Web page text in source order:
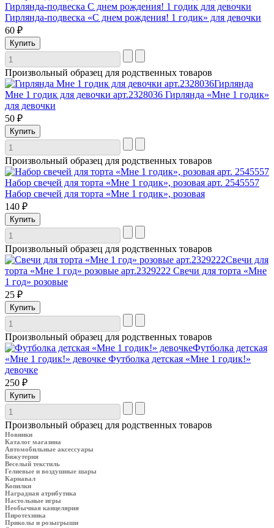
Гирлянда-подвеска С днем рождения! 1 годик для девочки
Гирлянда-подвеска «С днем рождения! 1 годик» для девочки
60 ₽
Произвольный образец для родственных товаров
Гирлянда
Мне 1 годик для девочки арт.2328036 Гирлянда «Мне 1 годик»
для девочки
50 ₽
Произвольный образец для родственных товаров
Набор свечей для торта «Мне 1 годик», розовая арт. 2545557
Набор свечей для торта «Мне 1 годик», розовая
140 ₽
Произвольный образец для родственных товаров
Свечи для
торта «Мне 1 год» розовые арт.2329222 Свечи для торта «Мне
1 год» розовые
25 ₽
Произвольный образец для родственных товаров
Футболка детская
«Мне 1 годик!» девочке Футболка детская «Мне 1 годик!»
девочке
250 ₽
Произвольный образец для родственных товаров
Новинки
Каталог магазина
Автомобильные аксессуары
Бижутерия
Веселый текстиль
Гелиевые и воздушные шары
Карнавал
Копилки
Наградная атрибутика
Настольные игры
Необычная канцелярия
Пиротехника
Приколы и розыгрыши